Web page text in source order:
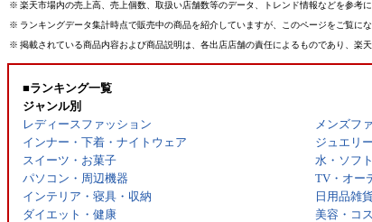
※ 楽天市場内の売上高、売上個数、取扱い店舗数等のデータ、トレンド情報などを参考
※ ランキングデータ集計時点で販売中の商品を紹介していますが、このページをご覧に
※ 掲載されている商品内容および商品説明は、各出店店舗の責任によるものであり、楽
■ランキング一覧
ジャンル別
レディースファッション
メンズフ
インナー・下着・ナイトウェア
ジュエリ
スイーツ・お菓子
水・ソフ
パソコン・周辺機器
TV・オー
インテリア・寝具・収納
日用品雑
ダイエット・健康
美容・コ